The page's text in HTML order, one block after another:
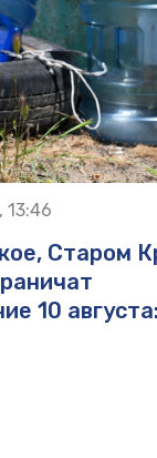
13:46
Старом
10 августа: